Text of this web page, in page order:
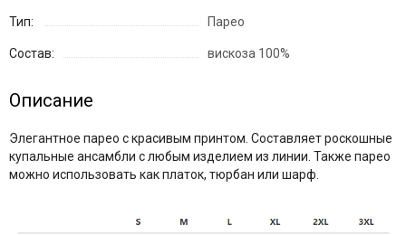
Тип: Парео
Состав: вискоза 100%
Описание
Элегантное парео с красивым принтом. Составляет роскошные
купальные ансамбли с любым изделием из линии. Также парео
можно использовать как платок, тюрбан или шарф.